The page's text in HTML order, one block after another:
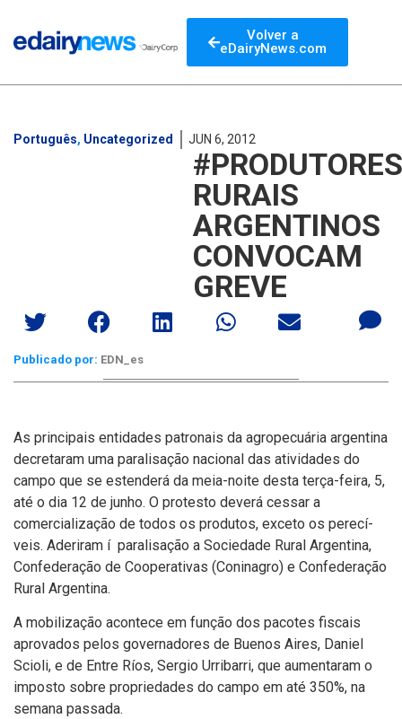
Volver a
eDairyNews.com
Português, Uncategorized JUN 6, 2012
#PRODUTORES
RURAIS
ARGENTINOS
CONVOCAM
GREVE
Publicado por: EDN_es
As principais entidades patronais da agropecuária argentina
decretaram uma paralisação nacional das atividades do
campo que se estenderá da meia-noite desta terça-feira, 5,
até o dia 12 de junho. O protesto deverá cessar a
comercialização de todos os produtos, exceto os perecí­
veis. Aderiram í paralisação a Sociedade Rural Argentina,
Confederação de Cooperativas (Coninagro) e Confederação
Rural Argentina.
A mobilização acontece em função dos pacotes fiscais
aprovados pelos governadores de Buenos Aires, Daniel
Scioli, e de Entre Rí­os, Sergio Urribarri, que aumentaram o
imposto sobre propriedades do campo em até 350%, na
semana passada.